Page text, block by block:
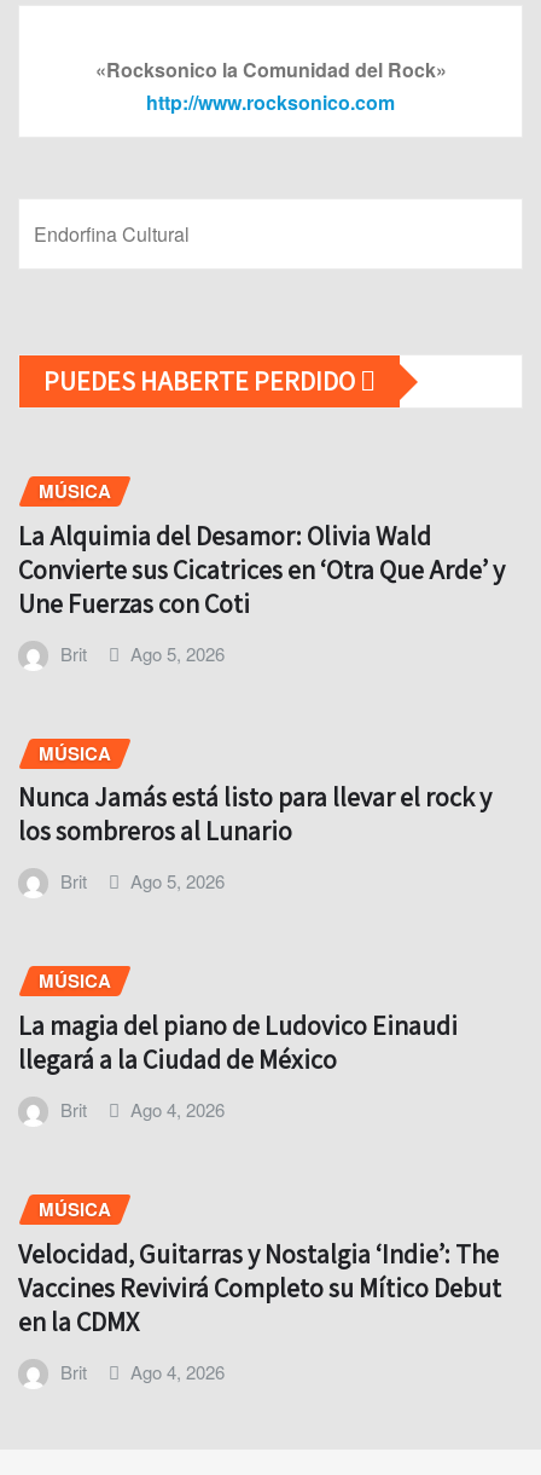
«Rocksonico la Comunidad del Rock»
http://www.rocksonico.com
Endorfina Cultural
PUEDES HABERTE PERDIDO
MÚSICA
La Alquimia del Desamor: Olivia Wald
Convierte sus Cicatrices en ‘Otra Que Arde’ y
Une Fuerzas con Coti
Brit Ago 5, 2026
MÚSICA
Nunca Jamás está listo para llevar el rock y
los sombreros al Lunario
Brit Ago 5, 2026
MÚSICA
La magia del piano de Ludovico Einaudi
llegará a la Ciudad de México
Brit Ago 4, 2026
MÚSICA
Velocidad, Guitarras y Nostalgia ‘Indie’: The
Vaccines Revivirá Completo su Mítico Debut
en la CDMX
Brit Ago 4, 2026